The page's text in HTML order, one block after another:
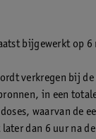
bijgewerkt op 6
verkregen bij de
in een
waarvan de
dan 6 uur na